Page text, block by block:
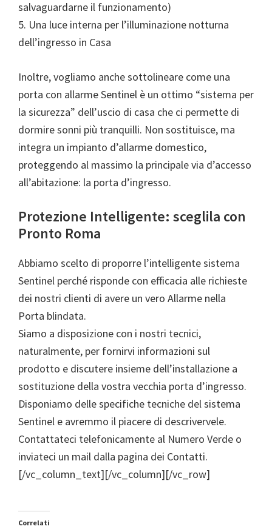
salvaguardarne il funzionamento)
5. Una luce interna per l’illuminazione notturna
dell’ingresso in Casa
Inoltre, vogliamo anche sottolineare come una
porta con allarme Sentinel è un ottimo “sistema per
la sicurezza” dell’uscio di casa che ci permette di
dormire sonni più tranquilli. Non sostituisce, ma
integra un impianto d’allarme domestico,
proteggendo al massimo la principale via d’accesso
all’abitazione: la porta d’ingresso.
Protezione Intelligente: sceglila con
Pronto Roma
Abbiamo scelto di proporre l’intelligente sistema
Sentinel perché risponde con efficacia alle richieste
dei nostri clienti di avere un vero Allarme nella
Porta blindata.
Siamo a disposizione con i nostri tecnici,
naturalmente, per fornirvi informazioni sul
prodotto e discutere insieme dell’installazione a
sostituzione della vostra vecchia porta d’ingresso.
Disponiamo delle specifiche tecniche del sistema
Sentinel e avremmo il piacere di descrivervele.
Contattateci telefonicamente al Numero Verde o
inviateci un mail dalla pagina dei Contatti.
[/vc_column_text][/vc_column][/vc_row]
Correlati